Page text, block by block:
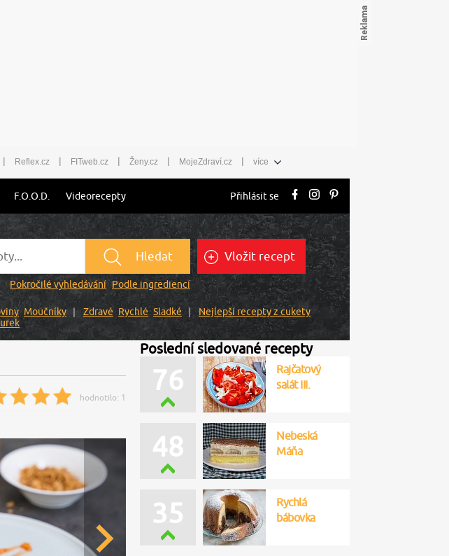
| Reflex.cz | FITweb.cz | Ženy.cz | MojeZdraví.cz | více
F.O.O.D. Videorecepty Přihlásit se
Hledat
Pokročilé vyhledávání Podle ingrediencí
Vložit recept
Moučníky Zdravé Rychlé Sladké
Nejlepší recepty z cukety
hodnotilo: 1
Poslední sledované recepty
76
Rajčatový
salát III.
48
Nebeská
Máňa
35
Rychlá
bábovka